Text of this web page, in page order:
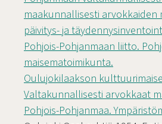
maakunnallisesti arvokkaiden
päivitys- ja
Pohjois-Pohjanmaan liitto.
maisematoimikunta.
Oulujokilaakson
Valtakunnallisesti arvokkaat
Pohjois-Pohjanmaa.